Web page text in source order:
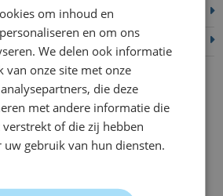
Asten
om inhoud en
en om ons
We delen ook informatie
van onze site met onze
die deze
met andere informatie die
of die zij hebben
gebruik van hun diensten.